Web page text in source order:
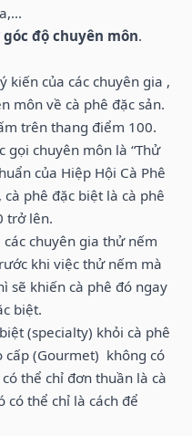
độ chuyên môn.
kiến của các chuyên gia ,
môn về cà phê đặc sản.
trên thang điểm 100.
gọi chuyên môn là “Thử
của Hiệp Hội Cà Phê
cà phê đặc biệt là cà phê
trở lên.
chuyên gia thử nếm
khi việc thử nếm mà
sẽ khiến cà phê đó ngay
biệt.
(specialty) khỏi cà phê
cấp (Gourmet) không có
thể chỉ đơn thuần là cà
có thể chỉ là cách để